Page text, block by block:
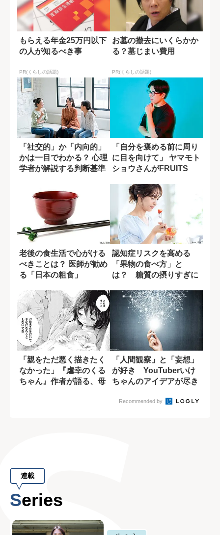
もらえる年金25万円以下
の人が知るべき事
PR(くらしの話題)
お墓の撤去にいくらかか
る？墓じまい費用
PR(くらしの話題)
「社交的」か「内向的」
かは一目でわかる？ 心理
学者が解説する判断基準
「自分を褒める前に周り
に目を向けて」 ヤマモト
ショウさんがFRUITS
老後の食生活で心がける
べきことは？ 医師が勧め
る「日本の粗食」
認知症リスクを高める
「果物の食べ方」と
は？ 糖質の摂りすぎに
「親をただ悪く描きたく
なかった」『虐幸のくる
ちゃん』作者が語る、母
「人間観察」と「妄想」
が好き YouTuberいけ
ちゃんのアイデアが尽き
Recommended by
連載
Series